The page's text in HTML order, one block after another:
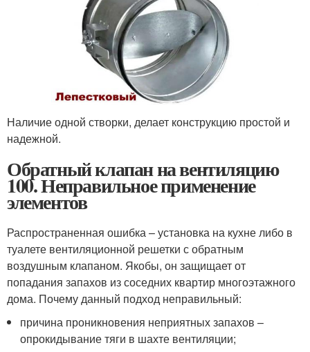
Наличие одной створки, делает конструкцию простой и
надежной.
Обратный клапан на вентиляцию
100. Неправильное применение
элементов
Распространенная ошибка – установка на кухне либо в
туалете вентиляционной решетки с обратным
воздушным клапаном. Якобы, он защищает от
попадания запахов из соседних квартир многоэтажного
дома. Почему данный подход неправильный:
причина проникновения неприятных запахов –
опрокидывание тяги в шахте вентиляции;